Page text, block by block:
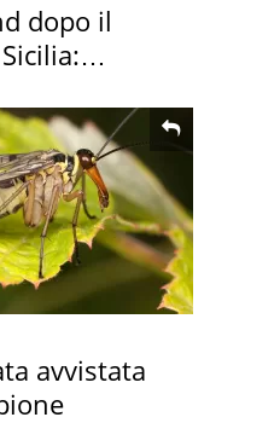
dopo il
avvistata